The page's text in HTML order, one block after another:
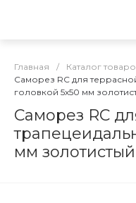
Главная / Каталог
Саморез RC для
головкой 5х50 мм
Саморез RC
мм золотистый